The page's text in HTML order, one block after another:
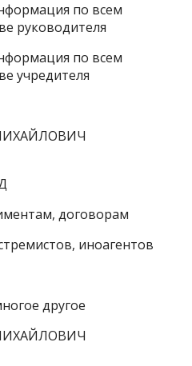
по всем
руководителя
по всем
учредителя
договорам
иноагентов
другое